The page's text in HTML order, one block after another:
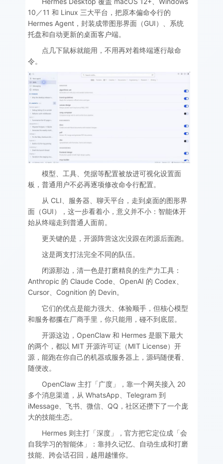
10／11 和 Linux 三大平台，把原本偏命令行的
Hermes Agent，封装成带图形界面（GUI）、系统
托盘和自动更新的桌面客户端。
点几下鼠标就能用，不用再对着终端逐行敲命
令。
模型、工具、凭据等配置被放进可视化设置面
板，普通用户不必再逐项修改命令行配置。
从 CLI、服务器、聊天平台，走到桌面的图形界
面（GUI），这一步看着小，意义并不小：智能体开
始从终端走到普通人面前。
更关键的是，开源阵营这次没跟在闭源后面跑。
这是两支打法完全不同的队伍。
闭源那边，清一色是打磨精良的生产力工具：
Anthropic 的 Claude Code、OpenAI 的 Codex、
Cursor、Cognition 的 Devin。
它们的优点是能力强大、体验顺手，但核心模型
和服务都攥在厂商手里，你只能用，碰不到底层。
开源这边，OpenClaw 和 Hermes 是眼下最大
的两个，都以 MIT 开源许可证（MIT License）开
源，能跑在你自己的机器或服务器上，源码随便看、
随便改。
OpenClaw 主打「广度」，靠一个网关接入 20
多个消息渠道，从 WhatsApp、Telegram 到
iMessage、飞书、微信、QQ，社区还攒下了一个庞
大的技能生态。
Hermes 则主打「深度」，官方把它定位成「会
自我学习的智能体」：靠持久记忆、自动生成和打磨
技能、跨会话召回，越用越懂你。